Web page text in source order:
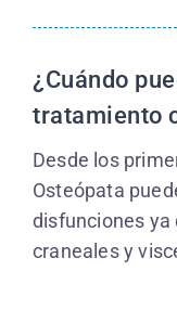
¿Cuándo
tratamiento
Desde los
Osteópata
disfunciones ya
craneales y